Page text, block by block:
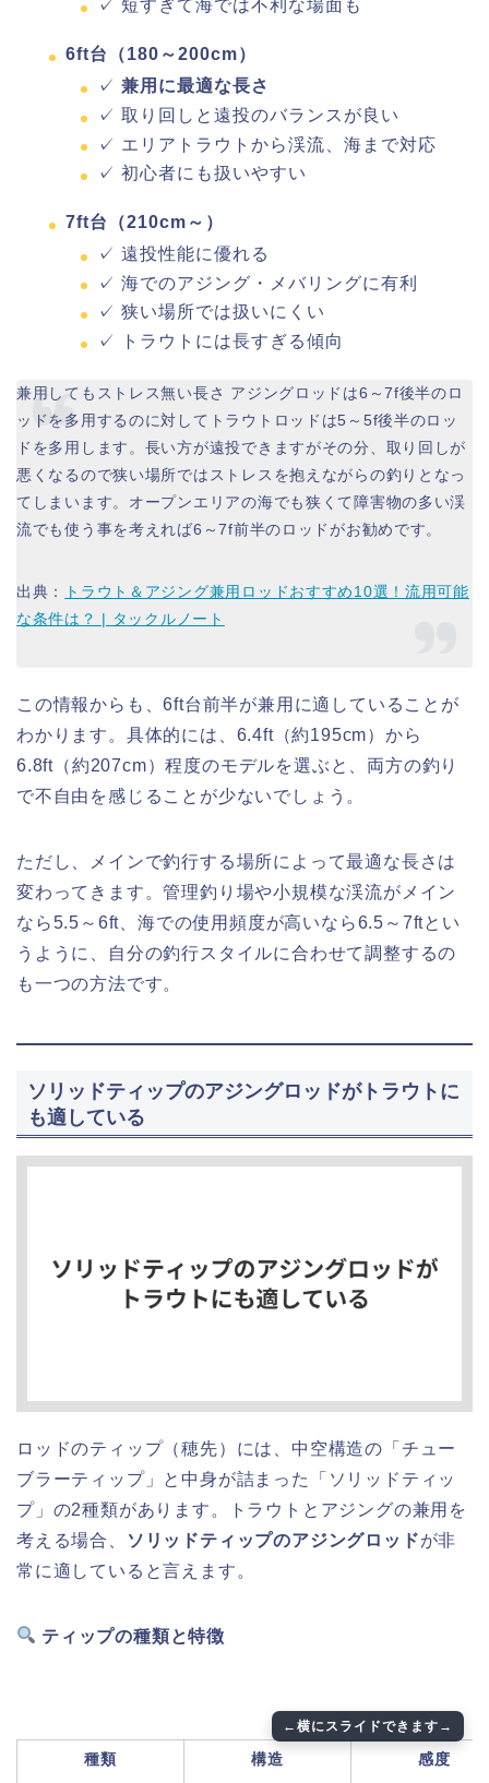
✓ 短すぎて海では不利な場面も
6ft台（180～200cm）
✓ 兼用に最適な長さ
✓ 取り回しと遠投のバランスが良い
✓ エリアトラウトから渓流、海まで対応
✓ 初心者にも扱いやすい
7ft台（210cm～）
✓ 遠投性能に優れる
✓ 海でのアジング・メバリングに有利
✓ 狭い場所では扱いにくい
✓ トラウトには長すぎる傾向
兼用してもストレス無い長さ アジングロッドは6～7f後半のロ
ッドを多用するのに対してトラウトロッドは5～5f後半のロッ
ドを多用します。長い方が遠投できますがその分、取り回しが
悪くなるので狭い場所ではストレスを抱えながらの釣りとなっ
てしまいます。オープンエリアの海でも狭くて障害物の多い渓
流でも使う事を考えれば6～7f前半のロッドがお勧めです。
出典：
トラウト＆アジング兼用ロッドおすすめ10選！流用可能
な条件は？ | タックルノート
この情報からも、6ft台前半が兼用に適していることが
わかります。具体的には、6.4ft（約195cm）から
6.8ft（約207cm）程度のモデルを選ぶと、両方の釣り
で不自由を感じることが少ないでしょう。
ただし、メインで釣行する場所によって最適な長さは
変わってきます。管理釣り場や小規模な渓流がメイン
なら5.5～6ft、海での使用頻度が高いなら6.5～7ftとい
うように、自分の釣行スタイルに合わせて調整するの
も一つの方法です。
ソリッドティップのアジングロッドがトラウトに
も適している
ロッドのティップ（穂先）には、中空構造の「チュー
ブラーティップ」と中身が詰まった「ソリッドティッ
プ」の2種類があります。トラウトとアジングの兼用を
考える場合、
ソリッドティップのアジングロッドが非
常に適していると言えます。
ティップの種類と特徴
種類 構造 感度